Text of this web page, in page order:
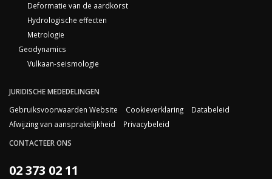
Deformatie van de aardkorst
Hydrologische effecten
Metrologie
Geodynamics
Vulkaan-seismologie
JURIDISCHE MEDEDELINGEN
Gebruiksvoorwaarden Website
Cookieverklaring
Databeleid
Afwijzing van aansprakelijkheid
Privacybeleid
CONTACTEER ONS
02 373 02 11